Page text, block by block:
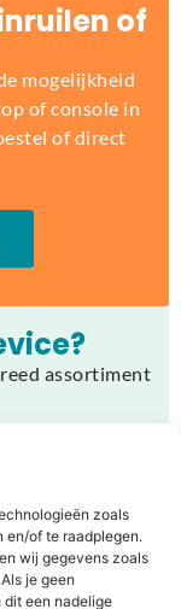
zoals
en/of te raadplegen.
wij gegevens zoals
je geen
een nadelige
of
mogelijkheid
of console in
of direct
assortiment